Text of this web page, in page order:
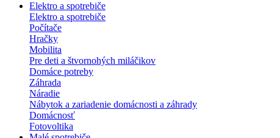
Elektro a spotrebiče
Elektro a spotrebiče
Počítače
Hračky
Mobilita
Pre deti a štvornohých miláčikov
Domáce potreby
Záhrada
Náradie
Nábytok a zariadenie domácnosti a záhrady
Domácnosť
Fotovoltika